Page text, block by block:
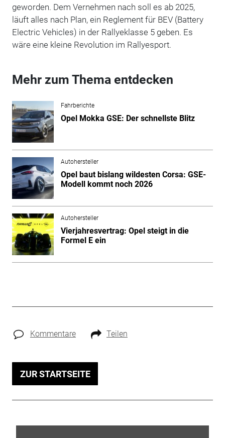
geworden. Dem Vernehmen nach soll es ab 2025,
läuft alles nach Plan, ein Reglement für BEV (Battery
Electric Vehicles) in der Rallyeklasse 5 geben. Es
wäre eine kleine Revolution im Rallyesport.
Mehr zum Thema entdecken
Fahrberichte
Opel Mokka GSE: Der schnellste Blitz
Autohersteller
Opel baut bislang wildesten Corsa: GSE-
Modell kommt noch 2026
Autohersteller
Vierjahresvertrag: Opel steigt in die
Formel E ein
Kommentare Teilen
ZUR STARTSEITE